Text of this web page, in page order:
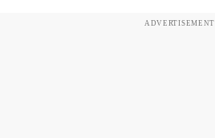
ADVERTISEMENT